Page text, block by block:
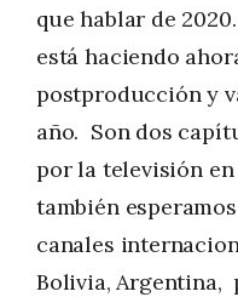
que hablar de
está haciendo
postproducción y
año. Son dos
por la televisión
también
canales
Bolivia, Argentina,